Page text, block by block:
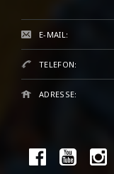
E-MAIL:
TELEFON:
ADRESSE: